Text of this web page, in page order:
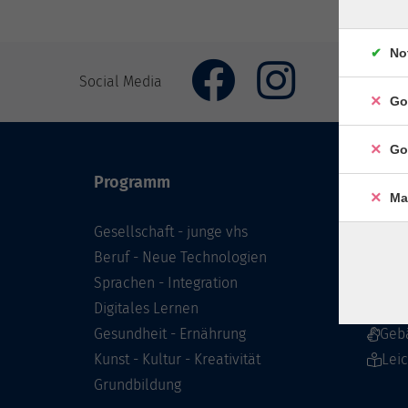
Social Media
Programm
Gesellschaft - junge vhs
Beruf - Neue Technologien
Sprachen - Integration
Digitales Lernen
Gesundheit - Ernährung
Kunst - Kultur - Kreativität
Grundbildung